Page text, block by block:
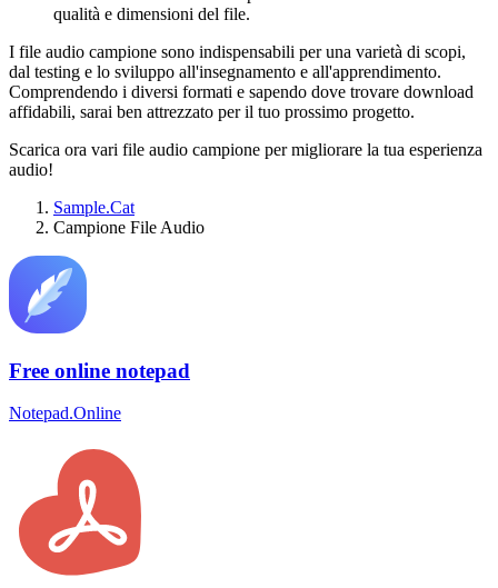
qualità e dimensioni del file.
I file audio campione sono indispensabili per una varietà di scopi,
dal testing e lo sviluppo all'insegnamento e all'apprendimento.
Comprendendo i diversi formati e sapendo dove trovare download
affidabili, sarai ben attrezzato per il tuo prossimo progetto.
Scarica ora vari file audio campione per migliorare la tua esperienza
audio!
Sample.Cat
Campione File Audio
Free online notepad
Notepad.Online